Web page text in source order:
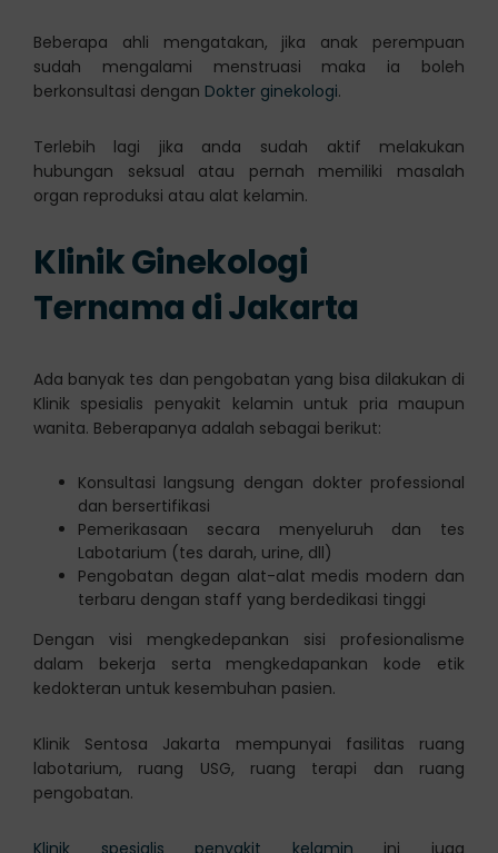
Beberapa ahli mengatakan, jika anak perempuan
sudah mengalami menstruasi maka ia boleh
berkonsultasi dengan Dokter ginekologi.
Terlebih lagi jika anda sudah aktif melakukan
hubungan seksual atau pernah memiliki masalah
organ reproduksi atau alat kelamin.
Klinik Ginekologi
Ternama di Jakarta
Ada banyak tes dan pengobatan yang bisa dilakukan di
Klinik spesialis penyakit kelamin untuk pria maupun
wanita. Beberapanya adalah sebagai berikut:
Konsultasi langsung dengan dokter professional
dan bersertifikasi
Pemerikasaan secara menyeluruh dan tes
Labotarium (tes darah, urine, dll)
Pengobatan degan alat-alat medis modern dan
terbaru dengan staff yang berdedikasi tinggi
Dengan visi mengkedepankan sisi profesionalisme
dalam bekerja serta mengkedapankan kode etik
kedokteran untuk kesembuhan pasien.
Klinik Sentosa Jakarta mempunyai fasilitas ruang
labotarium, ruang USG, ruang terapi dan ruang
pengobatan.
Klinik spesialis penyakit kelamin ini juga